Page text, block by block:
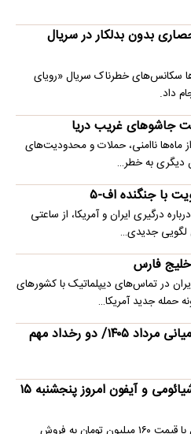
قاطع با خرازی
آقای خرازی در برابر ادعاهایش
و رعایت…
توسط ارتش روسیه
شده که گفته می‌شود مربوط به
توسط روس‌ها برای حضور…
نفت عربستان کرد
نفت جهان، در پی کاهش عرضه نفت از
تحویل در…
بازگشایی تنگه هرمز؛ تصمیم
مدعی شده تهران و مسقط بر سر خطوط
و اعلام…